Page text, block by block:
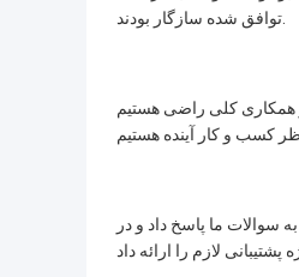
توافق شده سازگار بودند.
همکاری کلی راضی هستیم
کسب و کار آینده هستیم
سوالات ما پاسخ داد و در